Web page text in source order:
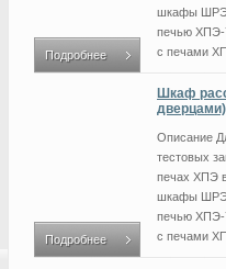
Подробнее
шкафы
печью ХПЭ-
с печами
Подробнее
Шкаф
Описание
тестовых
печах ХПЭ
шкафы
печью ХПЭ-
с печами